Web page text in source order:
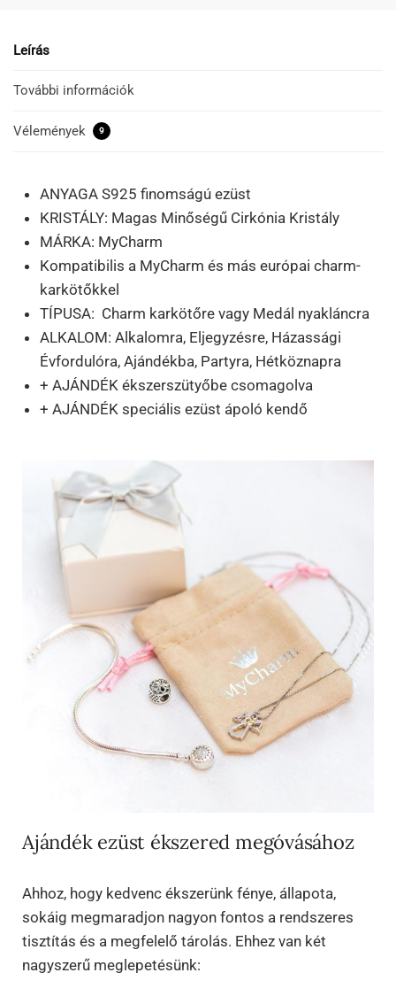
Leírás
További információk
Vélemények 9
ANYAGA S925 finomságú ezüst
KRISTÁLY: Magas Minőségű Cirkónia Kristály
MÁRKA: MyCharm
Kompatibilis a MyCharm és más európai charm-
karkötőkkel
TÍPUSA: Charm karkötőre vagy Medál nyakláncra
ALKALOM: Alkalomra, Eljegyzésre, Házassági
Évfordulóra, Ajándékba, Partyra, Hétköznapra
+ AJÁNDÉK ékszerszütyőbe csomagolva
+ AJÁNDÉK speciális ezüst ápoló kendő
Ajándék ezüst ékszered megóvásához
Ahhoz, hogy kedvenc ékszerünk fénye, állapota,
sokáig megmaradjon nagyon fontos a rendszeres
tisztítás és a megfelelő tárolás. Ehhez van két
nagyszerű meglepetésünk: